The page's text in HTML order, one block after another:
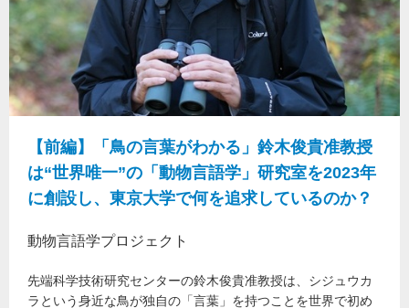
【前編】「鳥の言葉がわかる」鈴木俊貴准教授
は“世界唯一”の「動物言語学」研究室を2023年
に創設し、東京大学で何を追求しているのか？
動物言語学プロジェクト
先端科学技術研究センターの鈴木俊貴准教授は、シジュウカ
ラという身近な鳥が独自の「言葉」を持つことを世界で初め